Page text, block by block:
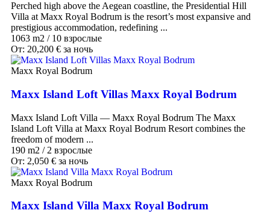
Perched high above the Aegean coastline, the Presidential Hill
Villa at Maxx Royal Bodrum is the resort’s most expansive and
prestigious accommodation, redefining ...
1063 m2 / 10 взрослые
От: 20,200 € за ночь
Maxx Royal Bodrum
Maxx Island Loft Villas Maxx Royal Bodrum
Maxx Island Loft Villa — Maxx Royal Bodrum The Maxx
Island Loft Villa at Maxx Royal Bodrum Resort combines the
freedom of modern ...
190 m2 / 2 взрослые
От: 2,050 € за ночь
Maxx Royal Bodrum
Maxx Island Villa Maxx Royal Bodrum